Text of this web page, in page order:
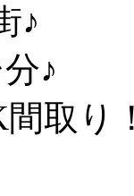
♪
♪
取り